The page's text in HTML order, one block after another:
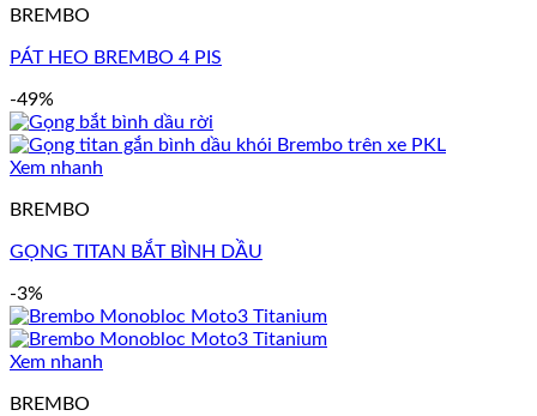
BREMBO
PÁT HEO BREMBO 4 PIS
-49%
Xem nhanh
BREMBO
GỌNG TITAN BẮT BÌNH DẦU
-3%
Xem nhanh
BREMBO